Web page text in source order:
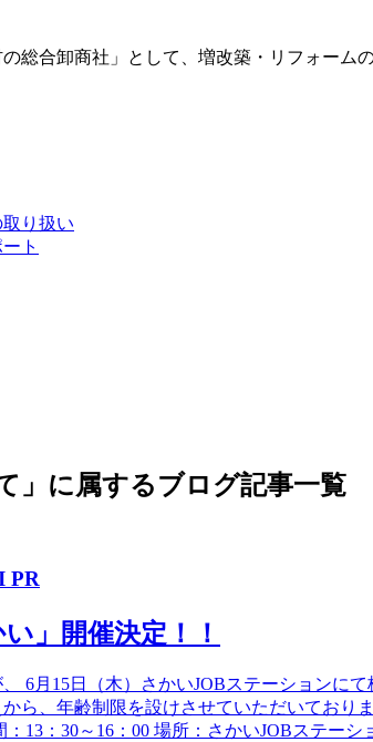
総合卸商社」として、増改築・リフォーム
り扱い
ト
」に属するブログ記事一覧
PR
」開催決定！！
6月15日（木）さかいJOBステーションに
ら、年齢制限を設けさせていただいてお
13：30～16：00 場所：さかいJOBステー